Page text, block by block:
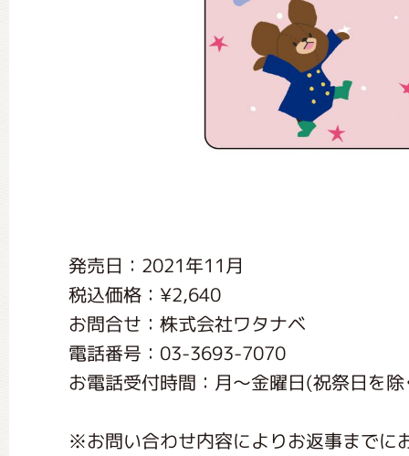
発売日：2021年11月
税込価格：¥2,640
お問合せ：株式会社ワタナベ
電話番号：03-3693-7070
お電話受付時間：月〜金曜日(祝祭日を
※お問い合わせ内容によりお返事までに
おたのしみコンテンツ(クイズ・
チア ジャッキーズ！
くまのがっこう 家庭科部